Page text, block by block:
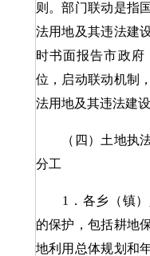
则。部门联动是指
法用地及其违法建
时书面报告市政府
位，启动联动机制
法用地及其违法建设
（四）土地执法
分工
1．各乡（镇）
的保护，包括耕地
地利用总体规划和